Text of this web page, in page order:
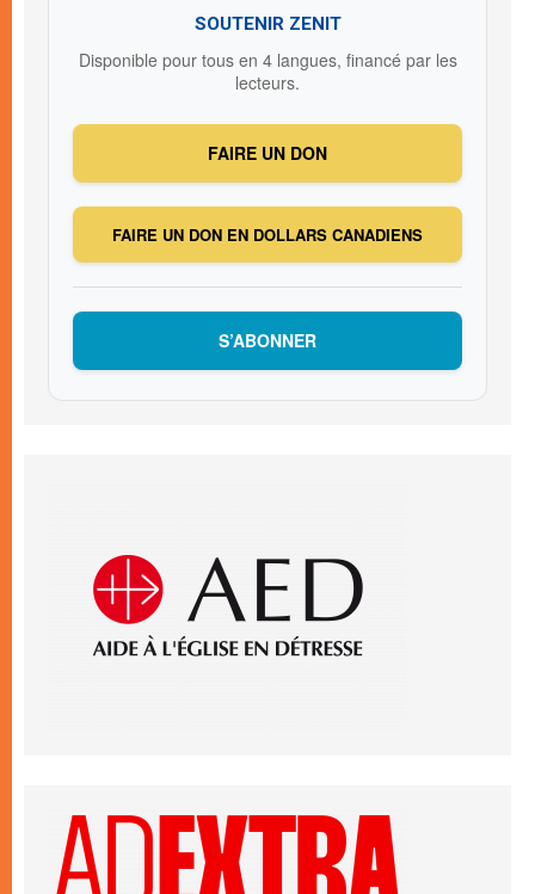
SOUTENIR ZENIT
Disponible pour tous en 4 langues, financé par les
lecteurs.
FAIRE UN DON
FAIRE UN DON EN DOLLARS CANADIENS
S’ABONNER